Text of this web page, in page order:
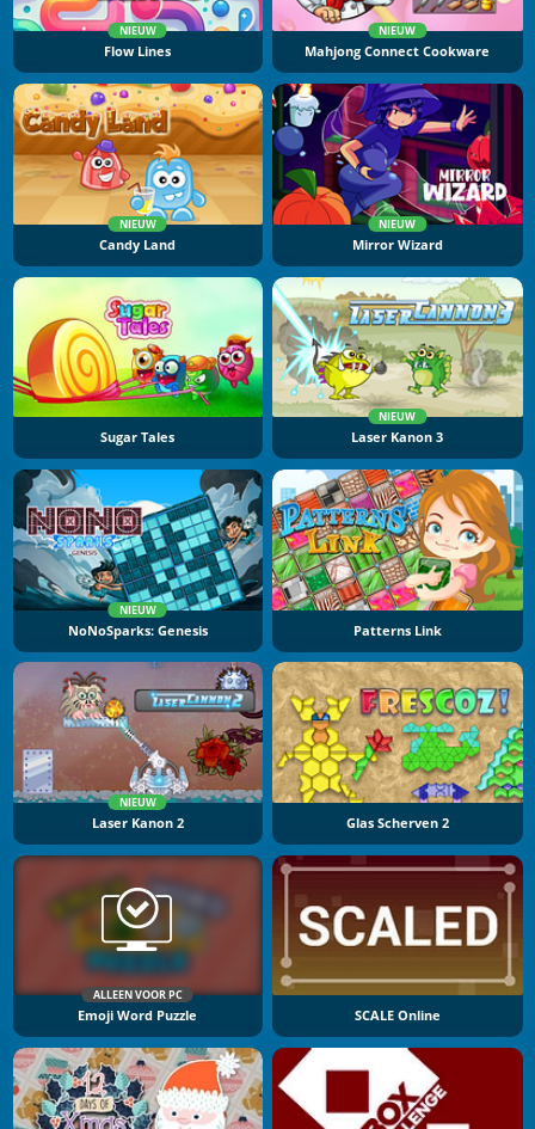
NIEUW
Flow Lines
NIEUW
Mahjong Connect Cookware
NIEUW
Candy Land
NIEUW
Mirror Wizard
Sugar Tales
NIEUW
Laser Kanon 3
NIEUW
NoNoSparks: Genesis Patterns Link
NIEUW
Laser Kanon 2 Glas Scherven 2
ALLEEN VOOR PC
Emoji Word Puzzle SCALE Online